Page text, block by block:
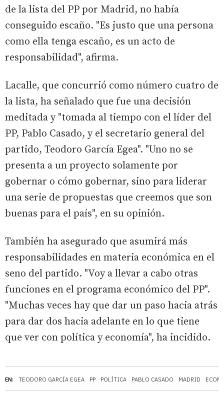
EN: TEODORO GARCÍA EGEA PP POLÍTICA PABLO CASADO MADRID
de la lista del PP por Madrid, no había
conseguido escaño. "Es justo que una persona
como ella tenga escaño, es un acto de
responsabilidad", afirma.
Lacalle, que concurrió como número cuatro de
la lista, ha señalado que fue una decisión
meditada y "tomada al tiempo con el líder del
PP, Pablo Casado, y el secretario general del
partido, Teodoro García Egea". "Uno no se
presenta a un proyecto solamente por
gobernar o cómo gobernar, sino para liderar
una serie de propuestas que creemos que son
buenas para el país", en su opinión.
También ha asegurado que asumirá más
responsabilidades en materia económica en el
seno del partido. "Voy a llevar a cabo otras
funciones en el programa económico del PP".
"Muchas veces hay que dar un paso hacia atrás
para dar dos hacia adelante en lo que tiene
que ver con política y economía", ha incidido.